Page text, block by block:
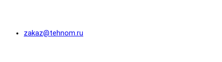
zakaz@tehnom.ru